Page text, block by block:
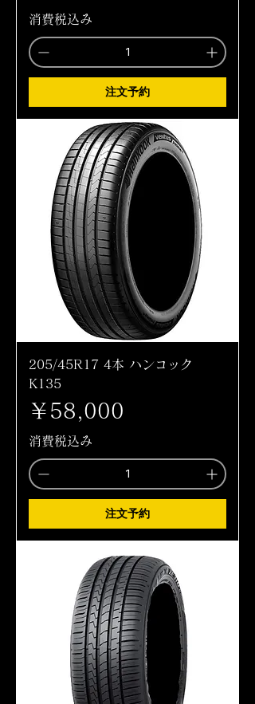
消費税込み
注文予約
205/45R17 4本 ハンコック
K135
価格
￥58,000
消費税込み
注文予約